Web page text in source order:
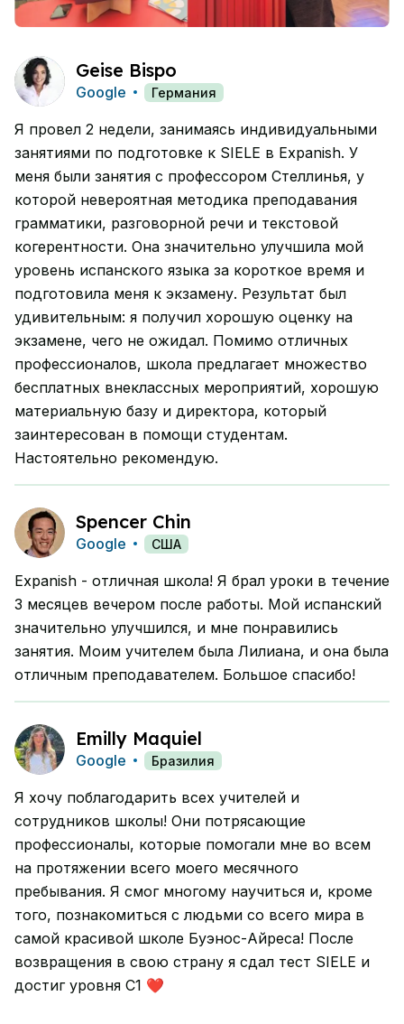
Geise Bispo
Google Германия
Я провел 2 недели, занимаясь индивидуальными
занятиями по подготовке к SIELE в Expanish. У
меня были занятия с профессором Стеллинья, у
которой невероятная методика преподавания
грамматики, разговорной речи и текстовой
когерентности. Она значительно улучшила мой
уровень испанского языка за короткое время и
подготовила меня к экзамену. Результат был
удивительным: я получил хорошую оценку на
экзамене, чего не ожидал. Помимо отличных
профессионалов, школа предлагает множество
бесплатных внеклассных мероприятий, хорошую
материальную базу и директора, который
заинтересован в помощи студентам.
Настоятельно рекомендую.
Spencer Chin
Google США
Expanish - отличная школа! Я брал уроки в течение
3 месяцев вечером после работы. Мой испанский
значительно улучшился, и мне понравились
занятия. Моим учителем была Лилиана, и она была
отличным преподавателем. Большое спасибо!
Emilly Maquiel
Google Бразилия
Я хочу поблагодарить всех учителей и
сотрудников школы! Они потрясающие
профессионалы, которые помогали мне во всем
на протяжении всего моего месячного
пребывания. Я смог многому научиться и, кроме
того, познакомиться с людьми со всего мира в
самой красивой школе Буэнос-Айреса! После
возвращения в свою страну я сдал тест SIELE и
достиг уровня C1 ❤